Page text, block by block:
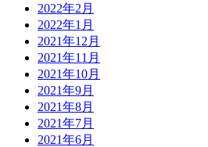
2022年2月
2022年1月
2021年12月
2021年11月
2021年10月
2021年9月
2021年8月
2021年7月
2021年6月